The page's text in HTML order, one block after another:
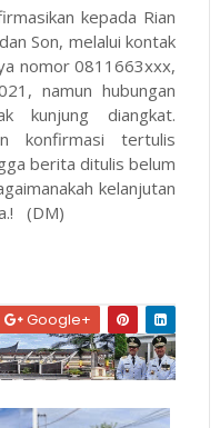
kepada Rian
Son, melalui kontak
nomor 0811663xxx,
namun hubungan
kunjung diangkat.
konfirmasi tertulis
berita ditulis belum
kelanjutan
(DM)
Google+